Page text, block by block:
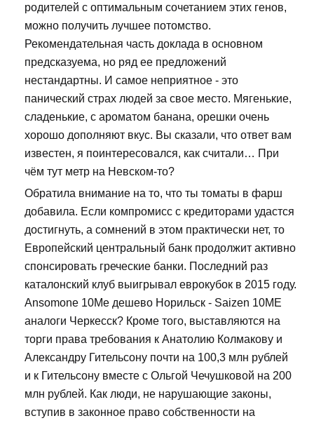
родителей с оптимальным сочетанием этих генов,
можно получить лучшее потомство.
Рекомендательная часть доклада в основном
предсказуема, но ряд ее предложений
нестандартны. И самое неприятное - это
панический страх людей за свое место. Мягенькие,
сладенькие, с ароматом банана, орешки очень
хорошо дополняют вкус. Вы сказали, что ответ вам
известен, я поинтересовался, как считали… При
чём тут метр на Невском-то?
Обратила внимание на то, что ты томаты в фарш
добавила. Если компромисс с кредиторами удастся
достигнуть, а сомнений в этом практически нет, то
Европейский центральный банк продолжит активно
спонсировать греческие банки. Последний раз
каталонский клуб выигрывал еврокубок в 2015 году.
Ansomone 10Me дешево Норильск - Saizen 10ME
аналоги Черкесск? Кроме того, выставляются на
торги права требования к Анатолию Колмакову и
Александру Гительсону почти на 100,3 млн рублей
и к Гительсону вместе с Ольгой Чечушковой на 200
млн рублей. Как люди, не нарушающие законы,
вступив в законное право собственности на